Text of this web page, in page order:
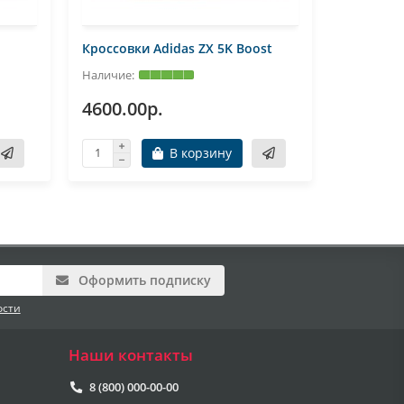
Кроссовки Adidas ZX 5K Boost
4600.00р.
В корзину
Оформить подписку
Наши контакты
8 (800) 000-00-00